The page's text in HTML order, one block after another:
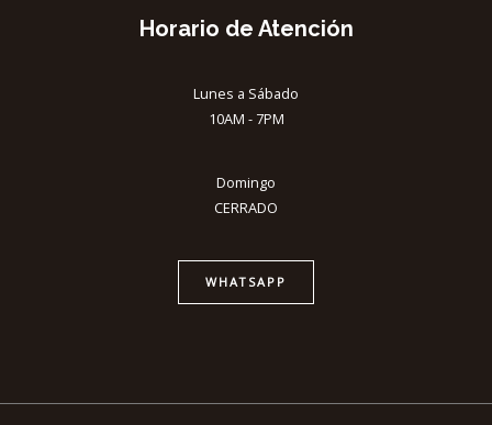
Horario de Atención
Lunes a Sábado
10AM - 7PM
Domingo
CERRADO
WHATSAPP